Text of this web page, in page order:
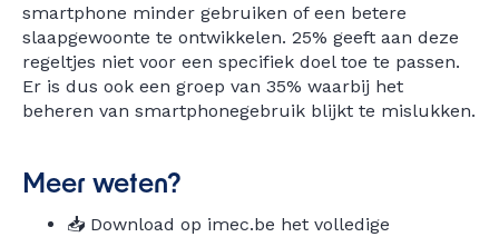
smartphone minder gebruiken of een betere
slaapgewoonte te ontwikkelen. 25% geeft aan deze
regeltjes niet voor een specifiek doel toe te passen.
Er is dus ook een groep van 35% waarbij het
beheren van smartphonegebruik blijkt te mislukken.
Meer weten?
📥 Download op imec.be het volledige